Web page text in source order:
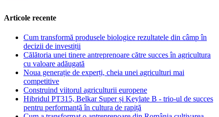
Articole recente
Cum transformă produsele biologice rezultatele din câmp în
decizii de investiții
Călătoria unei tinere antreprenoare către succes în agricultura
cu valoare adăugată
Noua generație de experți, cheia unei agriculturi mai
competitive
Construind viitorul agriculturii europene
Hibridul PT315, Belkar Super și Keylate B - trio-ul de succes
pentru performanță în cultura de rapiță